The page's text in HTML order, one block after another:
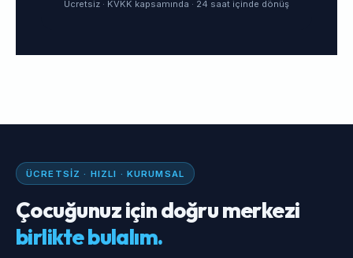
Ücretsiz · KVKK kapsamında · 24 saat içinde dönüş
ÜCRETSIZ · HIZLI · KURUMSAL
Çocuğunuz için doğru merkezi
birlikte bulalım.